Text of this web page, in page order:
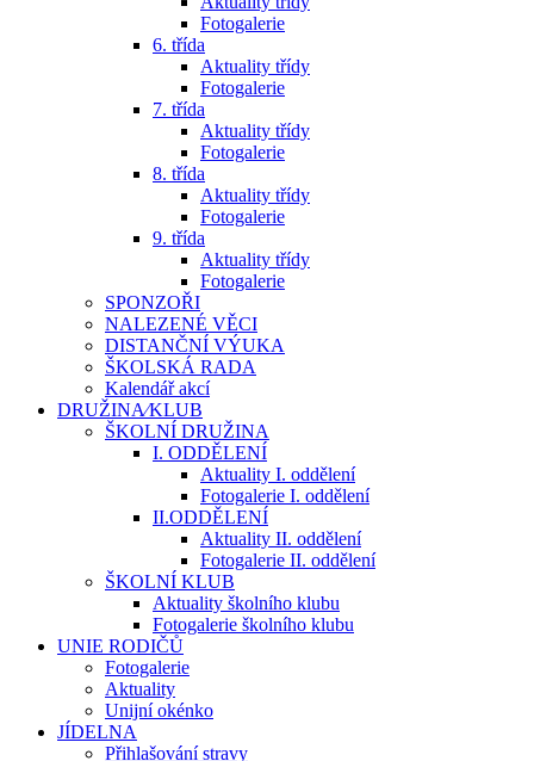
Fotogalerie
6. třída
Aktuality třídy
Fotogalerie
7. třída
Aktuality třídy
Fotogalerie
8. třída
Aktuality třídy
Fotogalerie
9. třída
Aktuality třídy
Fotogalerie
SPONZOŘI
NALEZENÉ VĚCI
DISTANČNÍ VÝUKA
ŠKOLSKÁ RADA
Kalendář akcí
DRUŽINA⁄KLUB
ŠKOLNÍ DRUŽINA
I. ODDĚLENÍ
Aktuality I. oddělení
Fotogalerie I. oddělení
II.ODDĚLENÍ
Aktuality II. oddělení
Fotogalerie II. oddělení
ŠKOLNÍ KLUB
Aktuality školního klubu
Fotogalerie školního klubu
UNIE RODIČŮ
Fotogalerie
Aktuality
Unijní okénko
JÍDELNA
Přihlašování stravy